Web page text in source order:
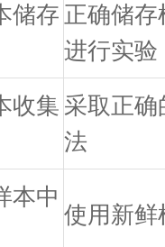
储存 正确储
进行实验
收集 采取正
法
本中
使用新鲜